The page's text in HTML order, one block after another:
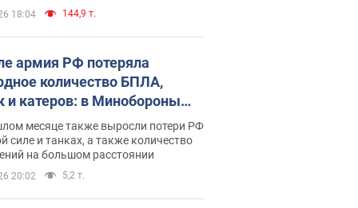
18:04 144,9 т.
армия РФ потеряла
количество БПЛА,
и катеров: в Минобороны
статистику
месяце также выросли потери РФ
силе и танках, а также количество
на большом расстоянии
20:02 5,2 т.